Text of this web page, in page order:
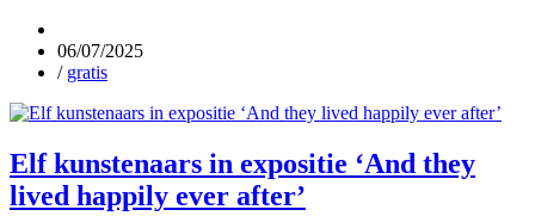
06/07/2025
/ gratis
Elf kunstenaars in expositie ‘And they
lived happily ever after’